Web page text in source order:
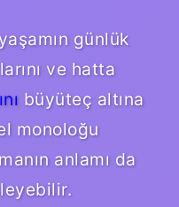
günlük
ve hatta
büyüteç altına
monoloğu
anlamı da